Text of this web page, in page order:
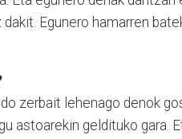
Egunero hamarren
zerbait lehenago denok
astoarekin geldituko gara.